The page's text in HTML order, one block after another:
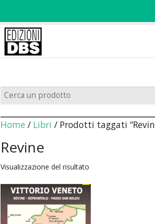
Home/ Libri / Prodotti taggati
Revine
Visualizzazione del risultato